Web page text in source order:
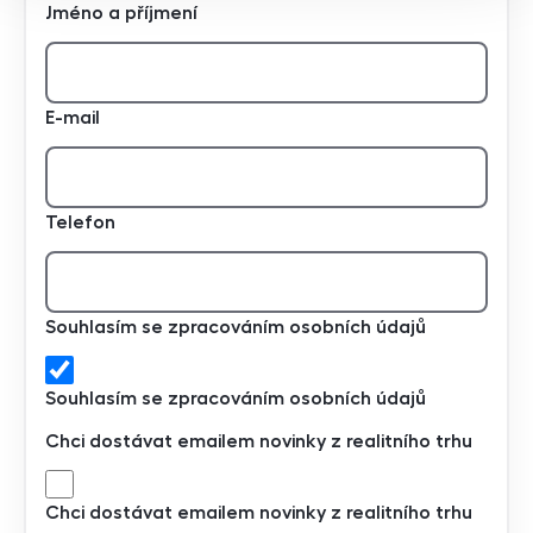
Jméno a příjmení
E-mail
Telefon
Souhlasím se zpracováním osobních údajů
Souhlasím se zpracováním osobních údajů
Chci dostávat emailem novinky z realitního trhu
Chci dostávat emailem novinky z realitního trhu